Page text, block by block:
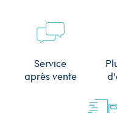
Styles et
Nos présentoirs se
vintage, minimaliste et
l'ambiance de votre
Service
après vente